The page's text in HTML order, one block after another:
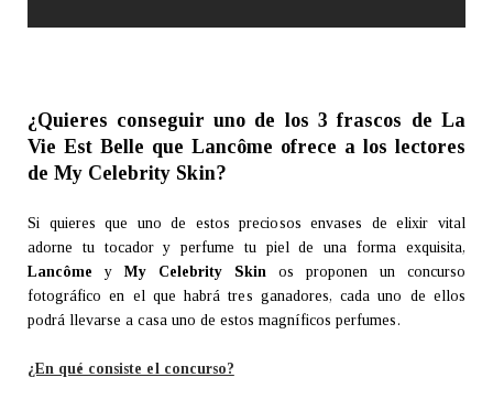
¿Quieres conseguir uno de los 3 frascos de La
Vie Est Belle que Lancôme ofrece a los lectores
de My Celebrity Skin?
Si quieres que uno de estos preciosos envases de elixir vital
adorne tu tocador y perfume tu piel de una forma exquisita,
Lancôme y My Celebrity Skin os proponen un concurso
fotográfico en el que habrá tres ganadores, cada uno de ellos
podrá llevarse a casa uno de estos magníficos perfumes.
¿En qué consiste el concurso?